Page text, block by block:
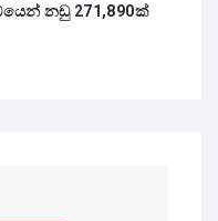
නඩු 271,890ක්